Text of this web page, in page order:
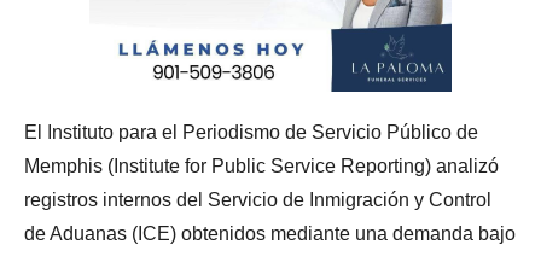
El Instituto para el Periodismo de Servicio Público de
Memphis (Institute for Public Service Reporting) analizó
registros internos del Servicio de Inmigración y Control
de Aduanas (ICE) obtenidos mediante una demanda bajo